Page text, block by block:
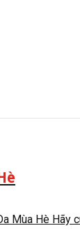
Mùa Hè